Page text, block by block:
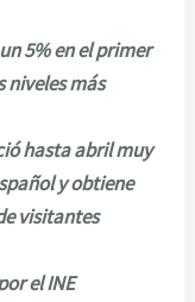
5% en el primer
niveles más
hasta abril muy
y obtiene
visitantes
el INE